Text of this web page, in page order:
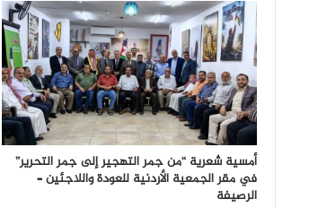
أمسية شعرية “من جمر التهجير إلى جمر التحرير”
في مقر الجمعية الأردنية للعودة واللاجئين –
الرصيفة